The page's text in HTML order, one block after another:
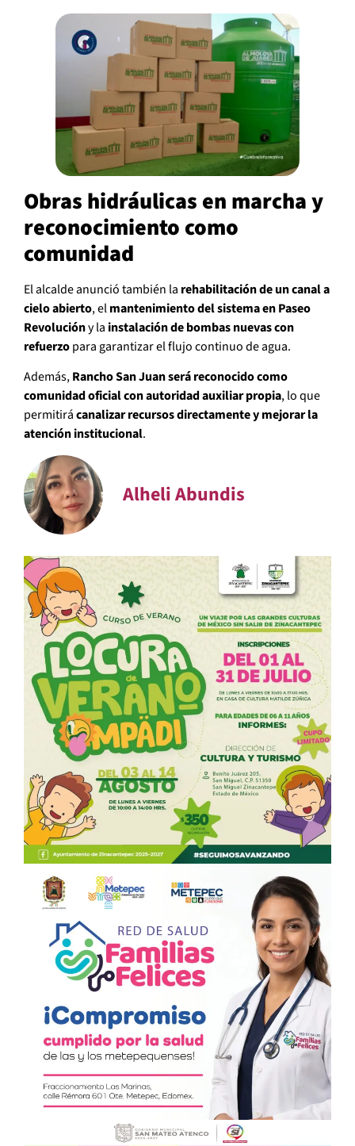
Obras hidráulicas en marcha y
reconocimiento como
comunidad
El alcalde anunció también la rehabilitación de un canal a
cielo abierto, elmantenimiento del sistema en Paseo
Revolucióny la instalación de bombas nuevas con
refuerzopara garantizar el flujo continuo de agua.
Además,Rancho San Juan será reconocido como
comunidad oficial con autoridad auxiliar propia, lo que
permitirácanalizar recursos directamente y mejorar la
atención institucional.
Alheli Abundis